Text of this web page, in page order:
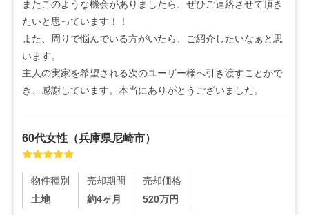
またこのような機会がありましたら、ぜひご連絡させて頂き
たいと思っています！！
また、周りで悩んでいる方がいたら、ご紹介したいなぁと思
います。
主人の実家を希望される次のユーザー様へ引き渡すことがで
き、感謝しています。本当にありがとうございました。
60代女性 （兵庫県尼崎市）
物件種別
土地
売却期間
約4ヶ月
売却価格
520万円